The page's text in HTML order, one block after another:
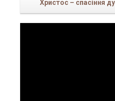
Христос – спасіння